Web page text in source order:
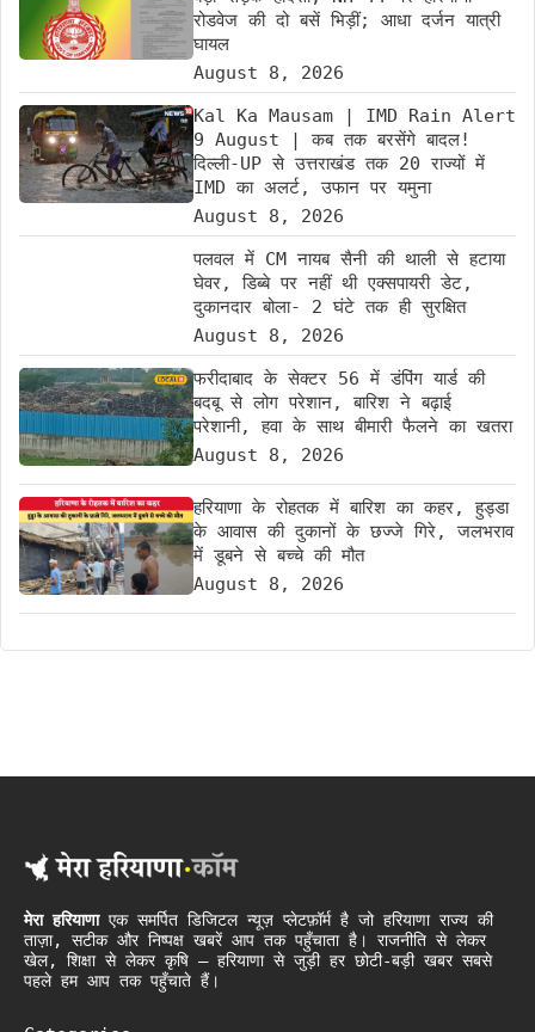
रोडवेज की दो बसें भिड़ीं; आधा दर्जन यात्री
घायल
August 8, 2026
Kal Ka Mausam | IMD Rain Alert
9 August | कब तक बरसेंगे बादल!
दिल्ली-UP से उत्तराखंड तक 20 राज्यों में
IMD का अलर्ट, उफान पर यमुना
August 8, 2026
पलवल में CM नायब सैनी की थाली से हटाया
घेवर, डिब्बे पर नहीं थी एक्सपायरी डेट,
दुकानदार बोला- 2 घंटे तक ही सुरक्षित
August 8, 2026
फरीदाबाद के सेक्टर 56 में डंपिंग यार्ड की
बदबू से लोग परेशान, बारिश ने बढ़ाई
परेशानी, हवा के साथ बीमारी फैलने का खतरा
August 8, 2026
हरियाणा के रोहतक में बारिश का कहर, हुड्डा
के आवास की दुकानों के छज्जे गिरे, जलभराव
में डूबने से बच्चे की मौत
August 8, 2026
मेरा हरियाणाएक समर्पित डिजिटल न्यूज़ प्लेटफ़ॉर्म है जो हरियाणा राज्य की
ताज़ा, सटीक और निष्पक्ष खबरें आप तक पहुँचाता है। राजनीति से लेकर
खेल, शिक्षा से लेकर कृषि – हरियाणा से जुड़ी हर छोटी-बड़ी खबर सबसे
पहले हम आप तक पहुँचाते हैं।